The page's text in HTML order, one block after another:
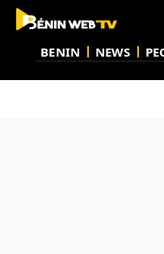
BENIN NEWS